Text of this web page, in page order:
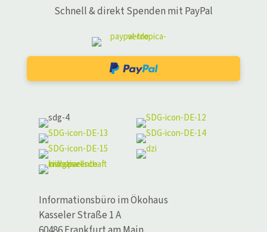
Schnell & direkt Spenden mit PayPal
Informationsbüro im Ökohaus
Kasseler Straße 1 A